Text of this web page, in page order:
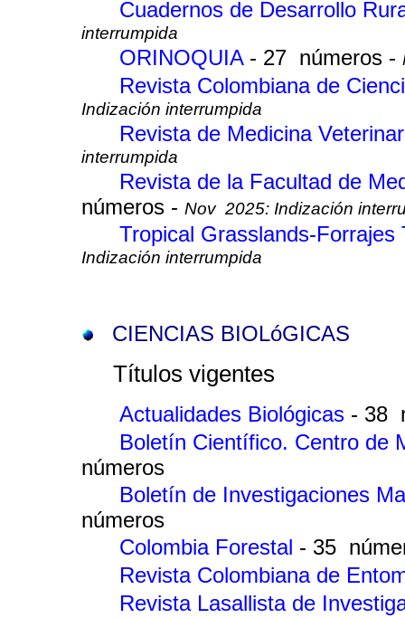
Cuadernos de Desarrollo
interrumpida
ORINOQUIA - 27 números -
Revista Colombiana de
Indización interrumpida
Revista de Medicina
interrumpida
Revista de la Facultad de
números - Nov 2025: Indización
Tropical Grasslands-
Indización interrumpida
CIENCIAS BIOLóGICAS
Títulos vigentes
Actualidades Biológicas - 38
Boletín Científico. Centro de
números
Boletín de Investigaciones
números
Colombia Forestal - 35
Revista Colombiana de
Revista Lasallista de